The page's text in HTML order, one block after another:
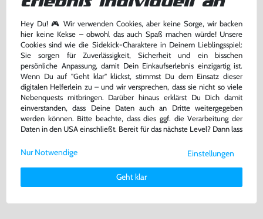
Tekken 6 [Classics] (DE Version)
Xbox 360
-28% bisher 9,99 €
jetzt ab7,19 €
Zustand wählen
Tekken 4 [Platinum] (DE Version)
PS2
ab5,00 €
Zustand wählen
Hey Du! 🎮 Wir verwenden Cookies, aber keine Sorge, wir backen
hier keine Kekse – obwohl das auch Spaß machen würde! Unsere
Cookies sind wie die Sidekick-Charaktere in Deinem Lieblingsspiel:
Sie sorgen für Zuverlässigkeit, Sicherheit und ein bisschen
persönliche Anpassung, damit Dein Einkaufserlebnis einzigartig ist.
Wenn Du auf "Geht klar" klickst, stimmst Du dem Einsatz dieser
digitalen Helferlein zu – und wir versprechen, dass sie nicht so viele
Nebenquests mitbringen. Darüber hinaus erklärst Du Dich damit
einverstanden, dass Deine Daten auch an Dritte weitergegeben
werden können. Bitte beachte, dass dies ggf. die Verarbeitung der
Daten in den USA einschließt. Bereit für das nächste Level? Dann lass
Weitere Informationen zu den von uns verwendeten Cookies und
Deinen Rechten als Nutzer findest Du in unsererDaten­schutz­
Impressum.
Einstellungen
Geht klar
Nur Notwendige